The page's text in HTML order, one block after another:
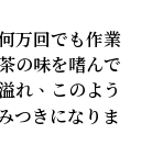
万回でも作業
の味を嗜んで
れ、このよう
つきになりま